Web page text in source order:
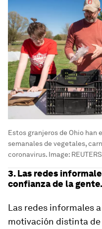
Estos granjeros de Ohio han
semanales de vegetales,
coronavirus. Image: REUTERS
3. Las redes
confianza de la gente.
Las redes informales
motivación distinta